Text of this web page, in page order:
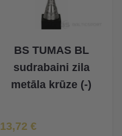
BS TUMAS BL
sudrabaini zila
metāla krūze (-)
Īpaša Cena
13,72 €